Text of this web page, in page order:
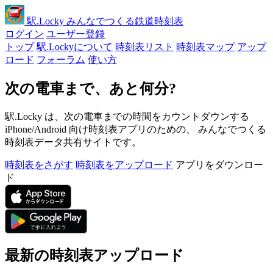
駅.Locky みんなでつくる鉄道時刻表
ログイン ユーザー登録
トップ 駅.Lockyについて 時刻表リスト 時刻表マップ アップ
ロード フォーラム 使い方
次の電車まで、あと何分?
駅.Locky は、次の電車までの時間をカウントダウンする
iPhone/Android 向け時刻表アプリのための、 みんなでつくる
時刻表データ共有サイトです。
時刻表をさがす 時刻表をアップロード アプリをダウンロー
ド
最新の時刻表アップロード